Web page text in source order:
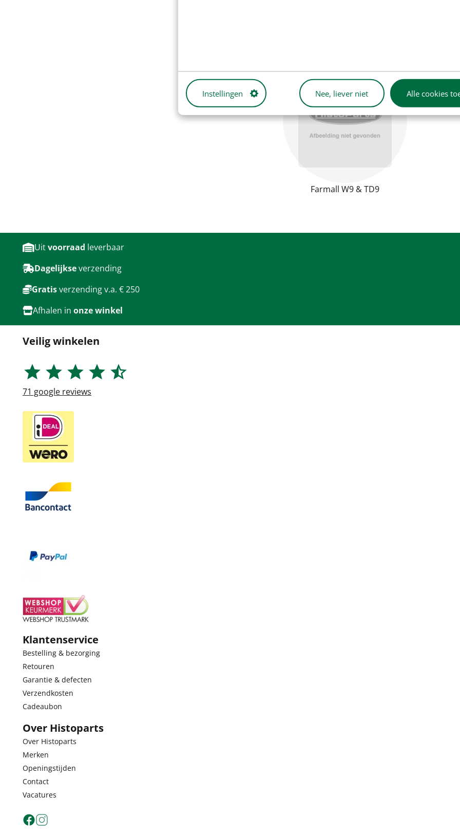
Instellingen Nee, liever niet Alle cookies
Farmall W9 & TD9
Uitvoorraad leverbaar
Dagelijkseverzending
Gratisverzending v.a. € 250
Afhalen in onze winkel
Veilig winkelen
71 google reviews
Klantenservice
Bestelling & bezorging
Retouren
Garantie & defecten
Verzendkosten
Cadeaubon
Over Histoparts
Over Histoparts
Merken
Openingstijden
Contact
Vacatures